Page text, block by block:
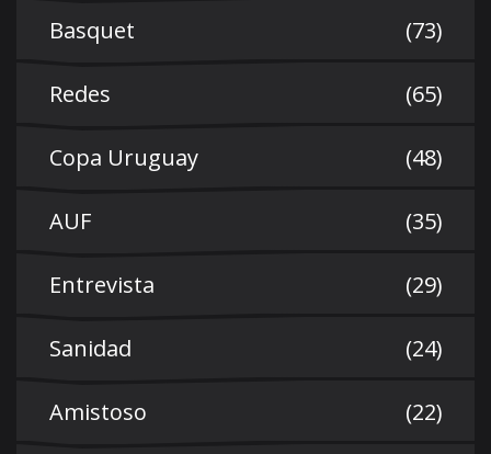
Basquet (73)
Redes (65)
Copa Uruguay (48)
AUF (35)
Entrevista (29)
Sanidad (24)
Amistoso (22)